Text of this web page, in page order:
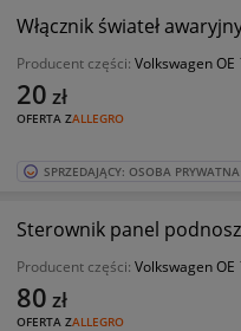
Włącznik świateł
Producent części: Volkswagen OE
OFERTA ZALLEGRO
20 zł
SPRZEDAJĄCY: OSOBA PRYWATNA
Sterownik panel
Producent części: Volkswagen OE
OFERTA ZALLEGRO
80 zł